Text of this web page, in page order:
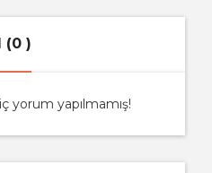
(0 )
yorum yapılmamış!